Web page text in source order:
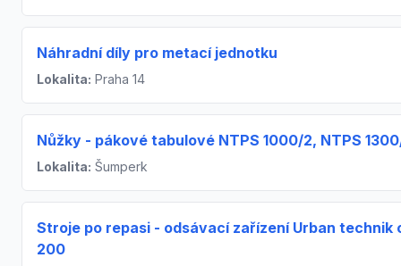
Náhradní díly pro metací jednotku
Lokalita: Praha 14
Nůžky - pákové tabulové NTPS 1000/2, NTPS
Lokalita: Šumperk
Stroje po repasi - odsávací zařízení Urban technik
200